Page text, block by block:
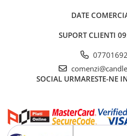
DATE
SUPORT CLIENTI
SOCIAL URMARESTE-NE